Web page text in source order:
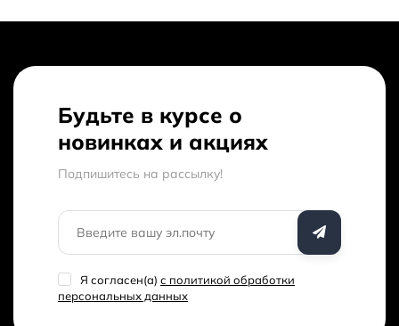
за регистрацию на сайте или за публикацию отзыва!
программа.
Будьте в курсе о
новинках и акциях
Подпишитесь на рассылкy!
Я согласен(a) с политикой обработки
персональных данных